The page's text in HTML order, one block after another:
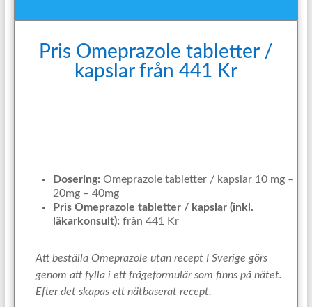
Pris Omeprazole tabletter /
kapslar från 441 Kr
Dosering: Omeprazole tabletter / kapslar 10 mg –
20mg – 40mg
Pris Omeprazole tabletter / kapslar (inkl.
läkarkonsult): från 441 Kr
Att beställa Omeprazole utan recept I Sverige görs
genom att fylla i ett frågeformulär som finns på nätet.
Efter det skapas ett nätbaserat recept.